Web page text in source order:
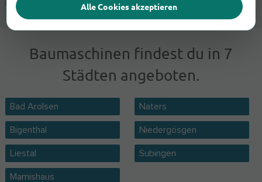
öffnet um 13:00 |Werkstätten
Baumaschinen findest du in 7
Städten angeboten.
Bad Arolsen
Bigenthal
Liestal
Mamishaus
Naters
Niedergösgen
Subingen
Alle Cookies akzeptieren